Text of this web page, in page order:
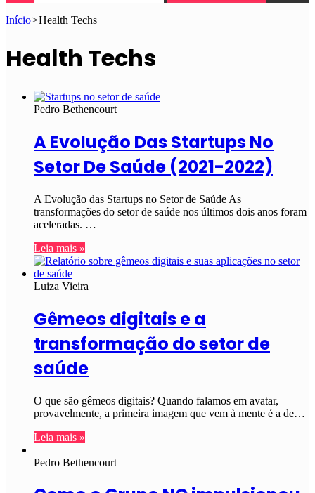
Início>Health Techs
Health Techs
Pedro Bethencourt
A Evolução Das Startups No
Setor De Saúde (2021-2022)
A Evolução das Startups no Setor de Saúde As
transformações do setor de saúde nos últimos dois anos foram
aceleradas. …
Leia mais »
Luiza Vieira
Gêmeos digitais e a
transformação do setor de
saúde
O que são gêmeos digitais? Quando falamos em avatar,
provavelmente, a primeira imagem que vem à mente é a de…
Leia mais »
Pedro Bethencourt